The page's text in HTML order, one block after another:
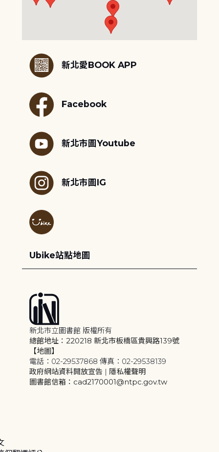
新北愛BOOK APP
Facebook
新北市圖Youtube
新北市圖IG
Ubike站點地圖
新北市立圖書館 版權所有
總館地址：220218 新北市板橋區貴興路139號
【地圖】
電話：02-29537868 傳真：02-29538139
政府網站資料開放宣告 | 隱私權聲明
圖書館信箱：cad2170001@ntpc.gov.tw